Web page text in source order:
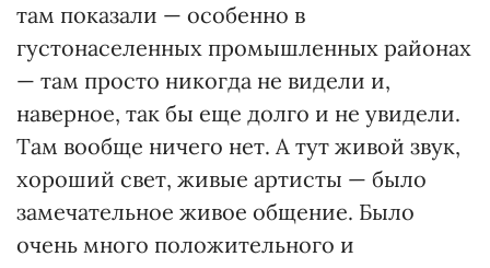
там показали — особенно в
густонаселенных промышленных районах
— там просто никогда не видели и,
наверное, так бы еще долго и не увидели.
Там вообще ничего нет. А тут живой звук,
хороший свет, живые артисты — было
замечательное живое общение. Было
очень много положительного и